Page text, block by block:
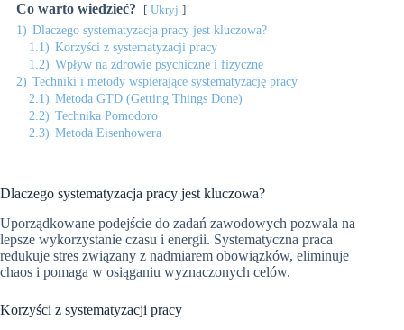
Co warto wiedzieć? Ukryj
1) Dlaczego systematyzacja pracy jest kluczowa?
1.1) Korzyści z systematyzacji pracy
1.2) Wpływ na zdrowie psychiczne i fizyczne
2) Techniki i metody wspierające systematyzację pracy
2.1) Metoda GTD (Getting Things Done)
2.2) Technika Pomodoro
2.3) Metoda Eisenhowera
Dlaczego systematyzacja pracy jest kluczowa?
Uporządkowane podejście do zadań zawodowych pozwala na
lepsze wykorzystanie czasu i energii. Systematyczna praca
redukuje stres związany z nadmiarem obowiązków, eliminuje
chaos i pomaga w osiąganiu wyznaczonych celów.
Korzyści z systematyzacji pracy